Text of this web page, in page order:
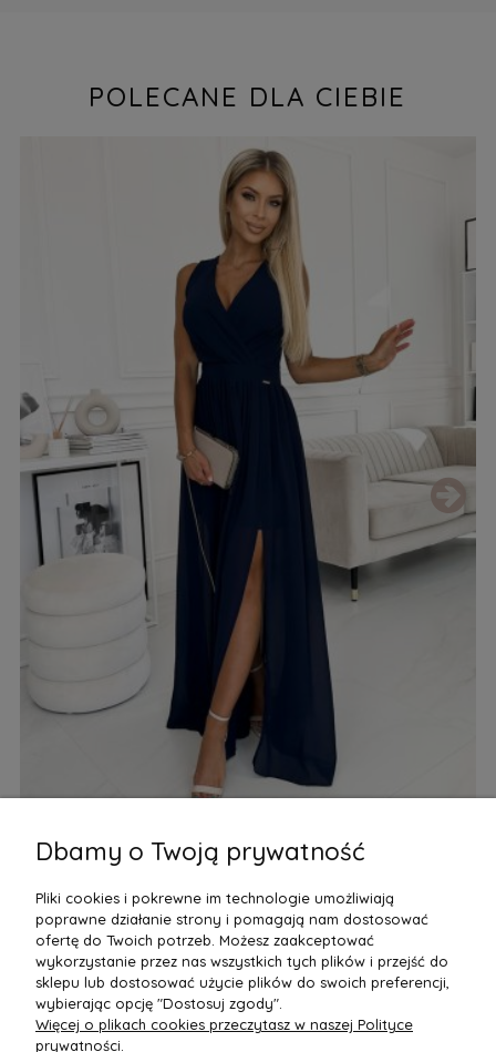
POLECANE DLA CIEBIE
Długa Suknia Granatowa NU362-7
359,89 zł
Do Koszyka
POMOC
Dbamy o Twoją prywatność
Pliki cookies i pokrewne im technologie umożliwiają
poprawne działanie strony i pomagają nam dostosować
ofertę do Twoich potrzeb. Możesz zaakceptować
wykorzystanie przez nas wszystkich tych plików i przejść do
sklepu lub dostosować użycie plików do swoich preferencji,
wybierając opcję "Dostosuj zgody".
Więcej o plikach cookies przeczytasz w naszej Polityce
prywatności.